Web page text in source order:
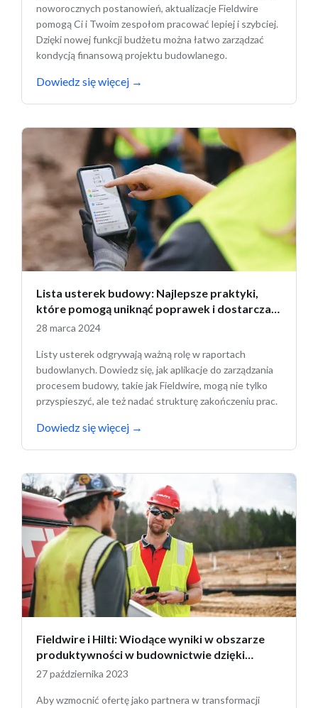
noworocznych postanowień, aktualizacje Fieldwire
pomogą Ci i Twoim zespołom pracować lepiej i szybciej.
Dzięki nowej funkcji budżetu można łatwo zarządzać
kondycją finansową projektu budowlanego.
Dowiedz się więcej →
Lista usterek budowy: Najlepsze praktyki,
które pomogą uniknąć poprawek i dostarczać
projekty wysokiej jakości na czas
28 marca 2024
Listy usterek odgrywają ważną rolę w raportach
budowlanych. Dowiedz się, jak aplikacje do zarządzania
procesem budowy, takie jak Fieldwire, mogą nie tylko
przyspieszyć, ale też nadać strukturę zakończeniu prac.
Dowiedz się więcej →
Fieldwire i Hilti: Wiodące wyniki w obszarze
produktywności w budownictwie dzięki
oprogramowaniu i sprzętowi
27 października 2023
Aby wzmocnić ofertę jako partnera w transformacji